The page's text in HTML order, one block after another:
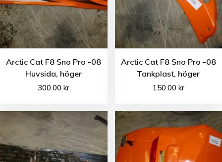
Arctic Cat F8 Sno Pro -08
Huvsida, höger
300.00kr
Arctic Cat F8 Sno Pro -08
Tankplast, höger
150.00 kr